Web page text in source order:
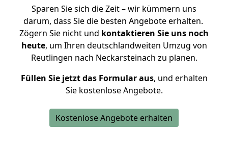
Sparen Sie sich die Zeit – wir kümmern uns
darum, dass Sie die besten Angebote erhalten.
Zögern Sie nicht und kontaktieren Sie uns noch
heute, um Ihren deutschlandweiten Umzug von
Reutlingen nach Neckarsteinach zu planen.
Füllen Sie jetzt das Formular aus, und erhalten
Sie kostenlose Angebote.
Kostenlose Angebote erhalten